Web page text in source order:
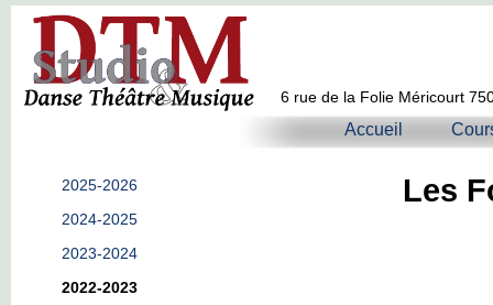
6 rue de la Folie Méricourt
Accueil
Les
2025-2026
2024-2025
2023-2024
2022-2023